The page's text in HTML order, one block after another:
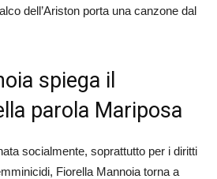
dell’Ariston porta una canzone dal
spiega il
parola Mariposa
socialmente, soprattutto per i diritti
Fiorella Mannoia torna a